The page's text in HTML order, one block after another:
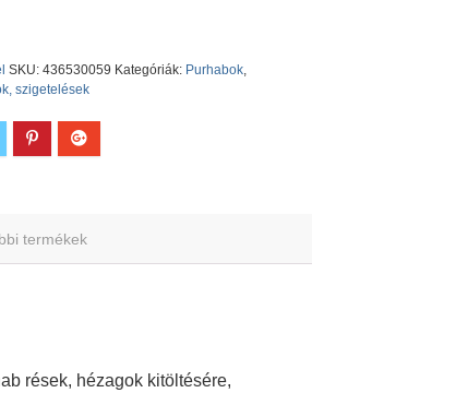
SKU: 436530059 Kategóriák: Purhabok,
szigetelések
termékek
rések, hézagok kitöltésére,